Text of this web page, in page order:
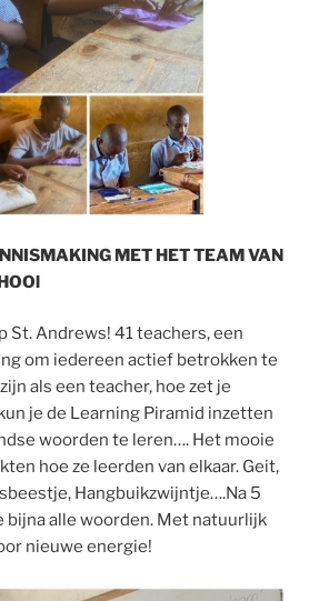
MET HET TEAM VAN
St. Andrews! 41 teachers, een
om iedereen actief betrokken te
als een teacher, hoe zet je
je de Learning Piramid inzetten
woorden te leren…. Het mooie
hoe ze leerden van elkaar. Geit,
Hangbuikzwijntje….Na 5
bijna alle woorden. Met natuurlijk
nieuwe energie!